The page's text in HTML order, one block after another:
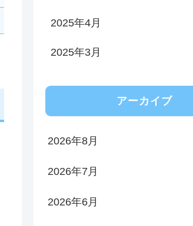
2025年4月
2025年3月
アーカイブ
2026年8月
2026年7月
2026年6月